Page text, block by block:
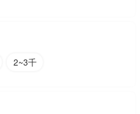
2~3千